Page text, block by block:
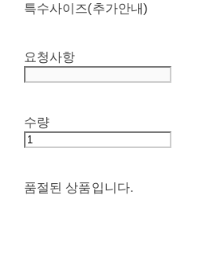
특수사이즈(추가안내)
요청사항
수량
품절된 상품입니다.